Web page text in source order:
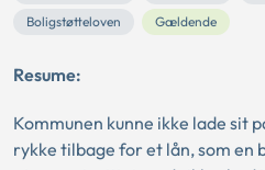
Boligstøtteloven
Gældende
Resume:
Kommunen kunne ikke lade sit
rykke tilbage for et lån, som en